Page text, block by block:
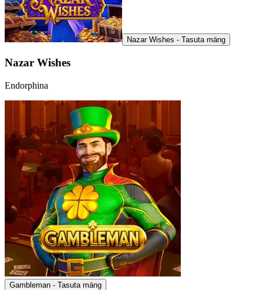
Nazar Wishes - Tasuta mäng
Nazar Wishes
Endorphina
Gambleman - Tasuta mäng